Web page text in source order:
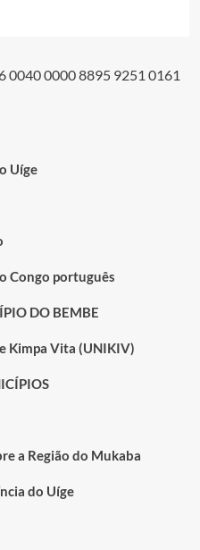
0040 0000 8895 9251 0161
Uíge
Congo português
DO BEMBE
Kimpa Vita (UNIKIV)
a Região do Mukaba
do Uíge